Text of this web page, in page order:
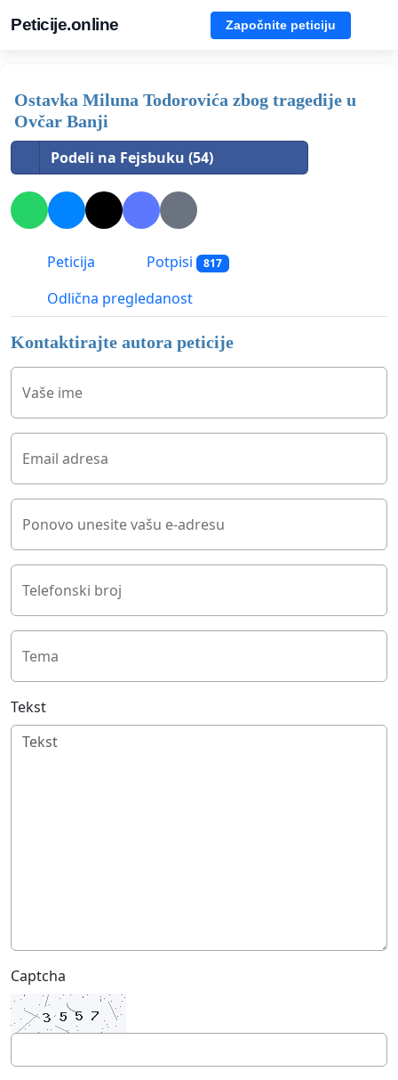
Peticije.online Započnite peticiju
Ostavka Miluna Todorovića zbog tragedije u
Ovčar Banji
Podeli na Fejsbuku (54)
Peticija Potpisi 817
Odlična pregledanost
Kontaktirajte autora peticije
Vaše ime
Email adresa
Ponovo unesite vašu e-adresu
Telefonski broj
Tema
Tekst
Captcha